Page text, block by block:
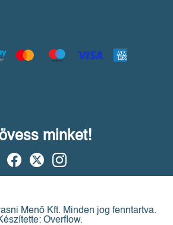
minket!
Menő Kft. Minden jog fenntartva.
Overflow.